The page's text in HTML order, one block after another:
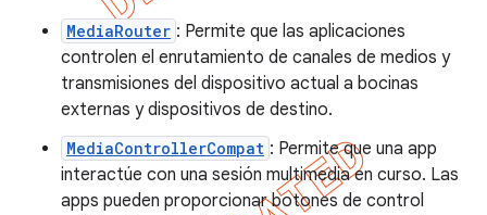
MediaRouter : Permite que las aplicaciones
controlen el enrutamiento de canales de medios y
transmisiones del dispositivo actual a bocinas
externas y dispositivos de destino.
MediaControllerCompat : Permite que una app
interactúe con una sesión multimedia en curso. Las
apps pueden proporcionar botones de control